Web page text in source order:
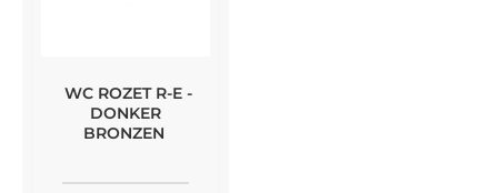
WC ROZET R-E -
DONKER
BRONZEN